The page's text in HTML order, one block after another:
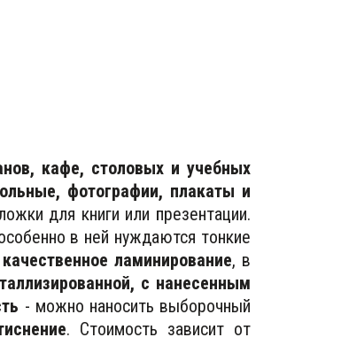
кафе, столовых и учебных
фотографии, плакаты и
для книги или презентации.
в ней нуждаются тонкие
качественное ламинирование, в
с нанесенным
- можно наносить выборочный
. Стоимость зависит от